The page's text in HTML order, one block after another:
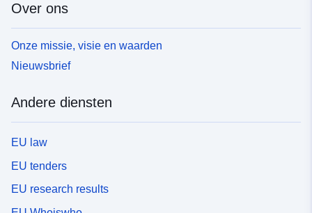
Over ons
Onze missie, visie en waarden
Nieuwsbrief
Andere diensten
EU law
EU tenders
EU research results